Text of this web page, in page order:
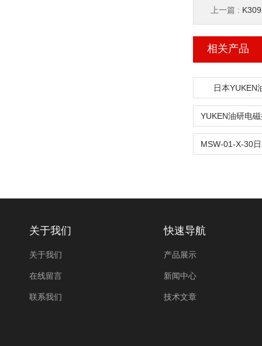
上一篇 :
相关产品
日本YUKEN
关于我们
关于我们
在线留言
联系我们
快速导航
产品展示
新闻中心
技术文章